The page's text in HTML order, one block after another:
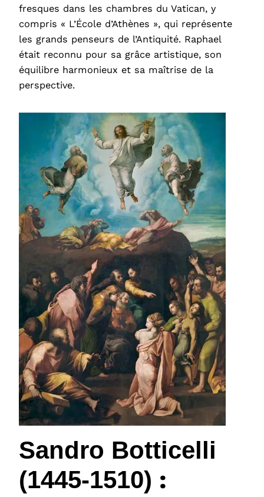
fresques dans les chambres du Vatican, y
compris « L’École d’Athènes », qui représente
les grands penseurs de l’Antiquité. Raphael
était reconnu pour sa grâce artistique, son
équilibre harmonieux et sa maîtrise de la
perspective.
Sandro Botticelli
(1445-1510) :